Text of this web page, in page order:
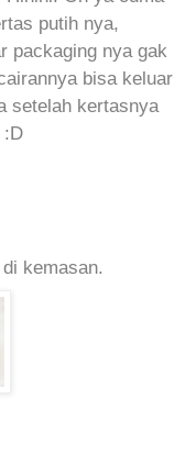
putih nya,
packaging nya gak
bisa keluar
setelah kertasnya
:D
kemasan.